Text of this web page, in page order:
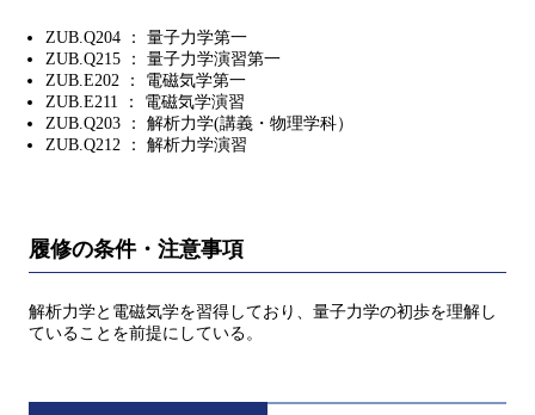
ZUB.Q204 ： 量子力学第一
ZUB.Q215 ： 量子力学演習第一
ZUB.E202 ： 電磁気学第一
ZUB.E211 ： 電磁気学演習
ZUB.Q203 ： 解析力学(講義・物理学科）
ZUB.Q212 ： 解析力学演習
履修の条件・注意事項
解析力学と電磁気学を習得しており、量子力学の初歩を理解し
ていることを前提にしている。